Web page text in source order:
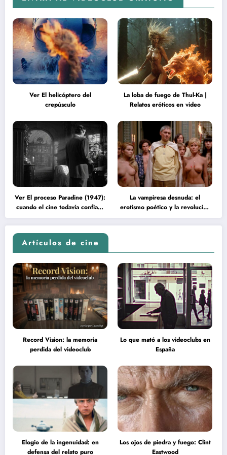
Ver El helicóptero del
crepúsculo
La loba de fuego de Thul-Ka |
Relatos eróticos en video
Ver El proceso Paradine (1947):
cuando el cine todavía confiaba
en la inteligencia del espectador
La vampiresa desnuda: el
erotismo poético y la revolución
psicodélica de Jean Rollin
Artículos de cine
Record Vision: la memoria
perdida del videoclub
Lo que mató a los videoclubs en
España
Elogio de la ingenuidad: en
defensa del relato puro
Los ojos de piedra y fuego: Clint
Eastwood